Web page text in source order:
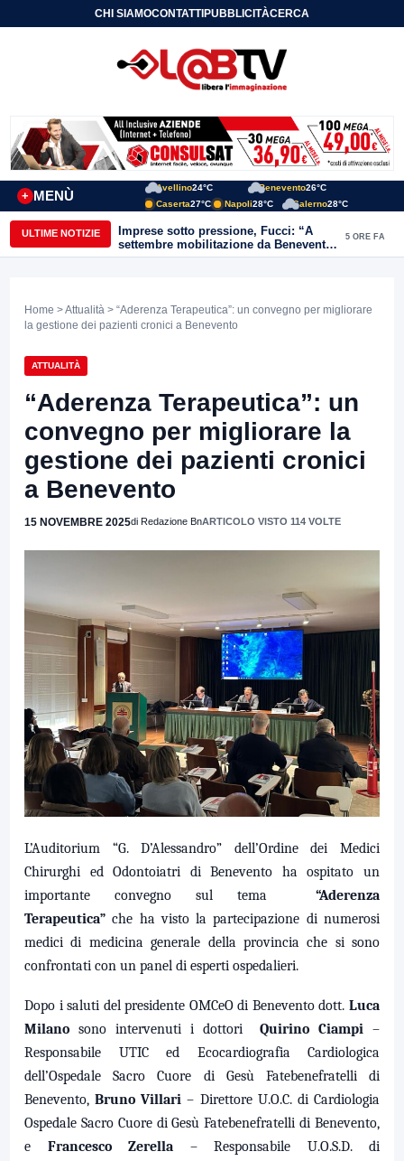
CHI SIAMOCONTATTIPUBBLICITÀCERCA
MENÙ
+
Avellino24°C Benevento26°C
Caserta27°C Napoli28°C Salerno28°C
ULTIME NOTIZIE
Imprese sotto pressione, Fucci: “A
settembre mobilitazione da Benevento
e Avellino”
5 ORE FA
Home >Attualità > “Aderenza Terapeutica”: un convegno per migliorare
la gestione dei pazienti cronici a Benevento
ATTUALITÀ
“Aderenza Terapeutica”: un
convegno per migliorare la
gestione dei pazienti cronici
a Benevento
15 NOVEMBRE 2025di Redazione BnARTICOLO VISTO 114 VOLTE
L’Auditorium “G. D’Alessandro” dell’Ordine dei Medici
Chirurghi ed Odontoiatri di Benevento ha ospitato un
importante convegno sul tema
“Aderenza
Terapeutica” che ha visto la partecipazione di numerosi
medici di medicina generale della provincia che si sono
confrontati con un panel di esperti ospedalieri.
Dopo i saluti del presidente OMCeO di Benevento dott. Luca
Milano sono intervenuti i dottori Quirino Ciampi –
Responsabile UTIC ed Ecocardiografia Cardiologica
dell’Ospedale Sacro Cuore di Gesù Fatebenefratelli di
Benevento, Bruno Villari – Direttore U.O.C. di Cardiologia
Ospedale Sacro Cuore di Gesù Fatebenefratelli di Benevento,
e
Francesco Zerella
– Responsabile U.O.S.D. di